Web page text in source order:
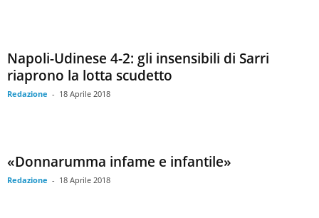
Napoli-Udinese 4-2: gli insensibili di Sarri
riaprono la lotta scudetto
Redazione - 18 Aprile 2018
«Donnarumma infame e infantile»
Redazione - 18 Aprile 2018